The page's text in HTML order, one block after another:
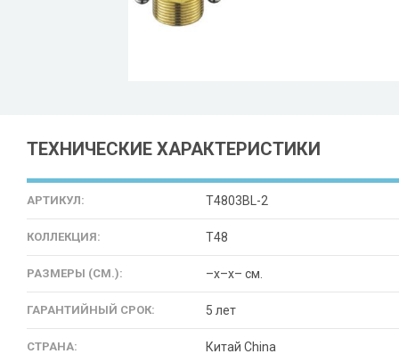
ТЕХНИЧЕСКИЕ ХАРАКТЕРИСТИКИ
АРТИКУЛ: T4803BL-2
КОЛЛЕКЦИЯ: T48
РАЗМЕРЫ (СМ.): –x–x– см.
ГАРАНТИЙНЫЙ СРОК: 5 лет
СТРАНА: Китай China